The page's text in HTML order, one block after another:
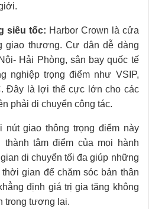
siêu tốc: Harbor Crown là cửa
giao thương. Cư dân dễ dàng
Hải Phòng, sân bay quốc tế
nghiệp trọng điểm như VSIP,
Đây là lợi thế cực lớn cho các
phải di chuyển công tác.
giao thông trọng điểm này
tâm điểm của mọi hành
di chuyển tối đa giúp những
gian để chăm sóc bản thân
định giá trị gia tăng không
trong tương lai.